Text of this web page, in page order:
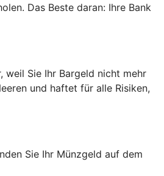
Das Beste daran: Ihre Bank
weil Sie Ihr Bargeld nicht mehr
und haftet für alle Risiken,
Sie Ihr Münzgeld auf dem